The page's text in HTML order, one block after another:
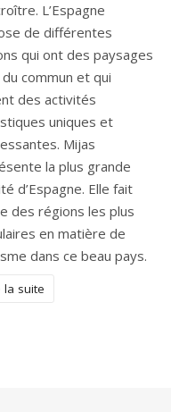
L’Espagne
de différentes
qui ont des paysages
commun et qui
des activités
uniques et
Mijas
la plus grande
d’Espagne. Elle fait
des régions les plus
en matière de
dans ce beau pays.
la suite